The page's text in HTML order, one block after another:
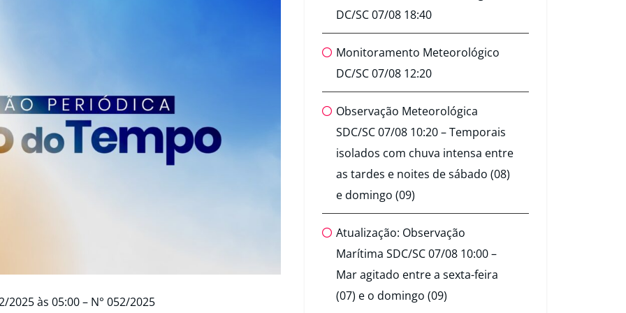
2025 às 05:00 – N° 052/2025
DC/SC 07/08 18:40
Monitoramento Meteorológico
DC/SC 07/08 12:20
Observação Meteorológica
SDC/SC 07/08 10:20 – Temporais
isolados com chuva intensa entre
as tardes e noites de sábado (08)
e domingo (09)
Atualização: Observação
Marítima SDC/SC 07/08 10:00 –
Mar agitado entre a sexta-feira
(07) e o domingo (09)